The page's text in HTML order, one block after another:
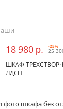
18 980 р. -25%
25
ШКАФ
ЛДСП
фото шкафа без